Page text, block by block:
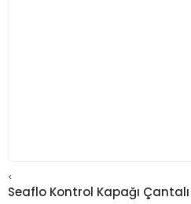
<
Seaflo Kontrol Kapağı